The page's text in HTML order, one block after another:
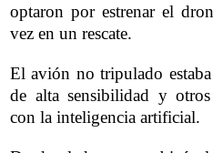
optaron por estrenar el
vez en un rescate.
El avión no tripulado
de alta sensibilidad y
con la inteligencia artificial.